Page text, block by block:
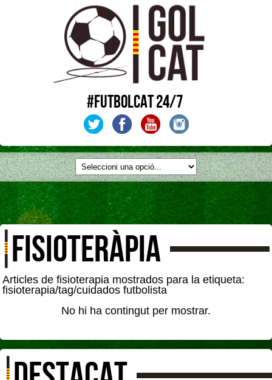
#FUTBOLCAT 24/7
FISIOTERÀPIA
Articles de fisioterapia mostrados para la etiqueta:
fisioterapia/tag/cuidados futbolista
No hi ha contingut per mostrar.